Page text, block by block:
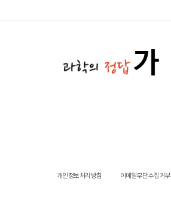
개인정보처리방침 이메일무단수집거부